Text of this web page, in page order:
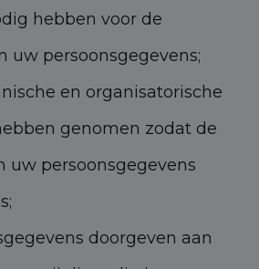
hebben voor de
uw persoonsgegevens;
en organisatorische
genomen zodat de
uw persoonsgegevens
doorgeven aan